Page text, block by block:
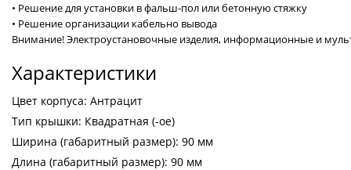
• Pешение для установки в фальш-пол или бетонную стяжку
• Решение организации кабельно вывода
Внимание! Электроустановочные изделия, информационные и
Характеристики
Цвет корпуса: Антрацит
Тип крышки: Квадратная (-ое)
Ширина (габаритный размер): 90 мм
Длина (габаритный размер): 90 мм